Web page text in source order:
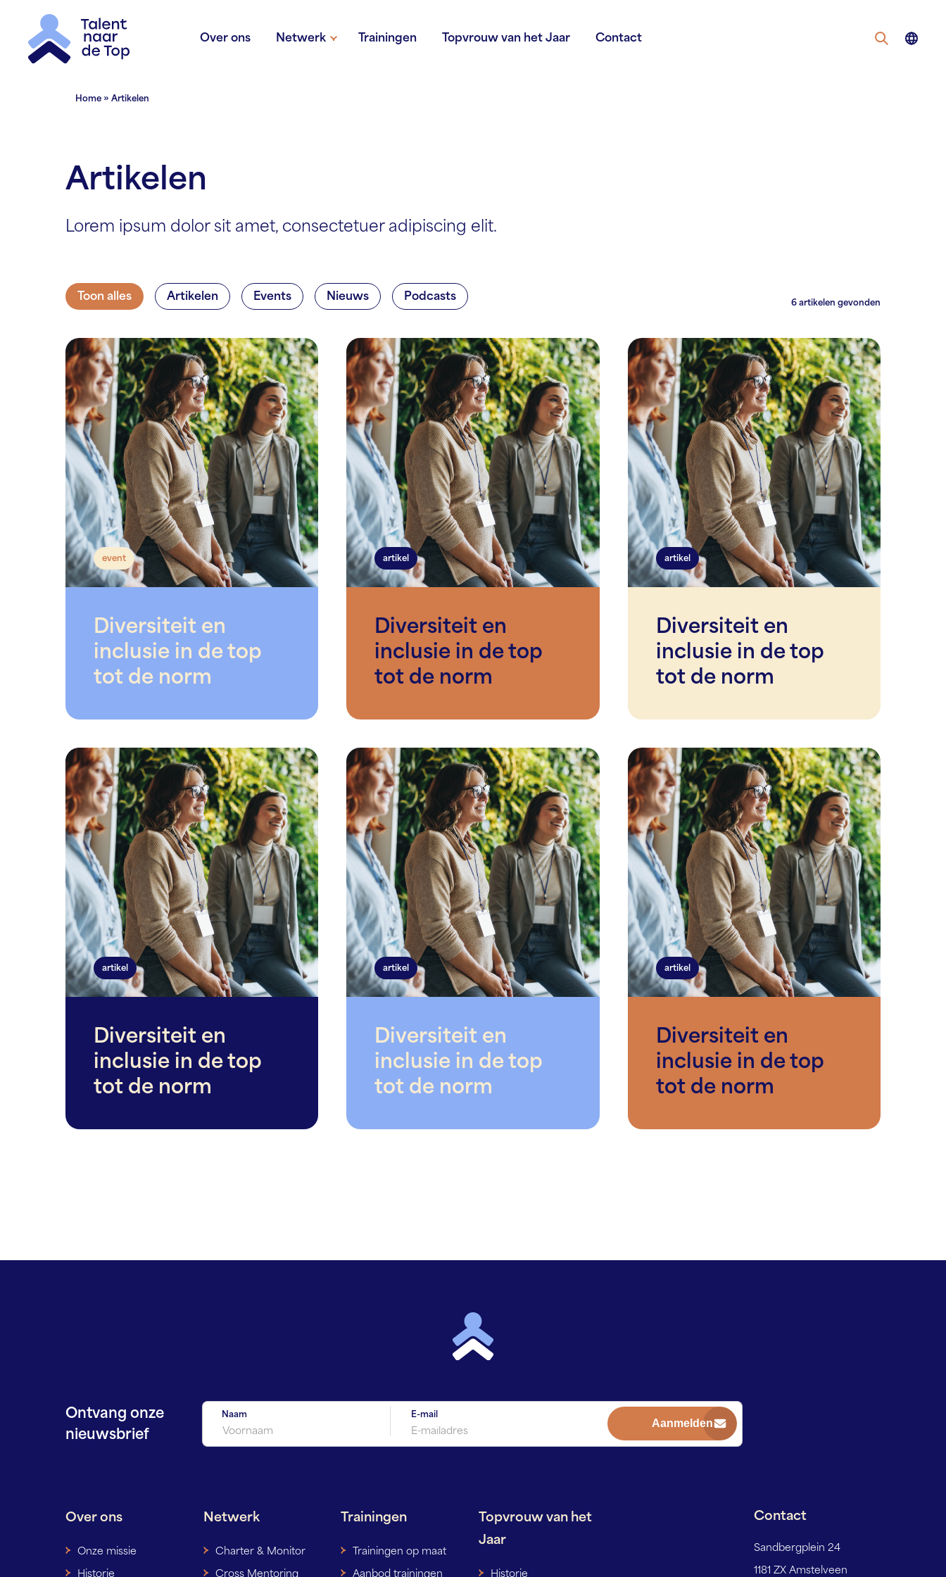
Over ons Netwerk Trainingen Topvrouw van het Jaar Contact
Home » Artikelen
Artikelen
Lorem ipsum dolor sit amet, consectetuer adipiscing elit.
Toon alles Artikelen Events Nieuws Podcasts
6 artikelen gevonden
event
Diversiteit en
inclusie in de top
tot de norm
artikel
Diversiteit en
inclusie in de top
tot de norm
artikel
Diversiteit en
inclusie in de top
tot de norm
artikel
Diversiteit en
inclusie in de top
tot de norm
artikel
Diversiteit en
inclusie in de top
tot de norm
artikel
Diversiteit en
inclusie in de top
tot de norm
Ontvang onze
nieuwsbrief
Naam E-mail
Over ons
Onze missie
Historie
Netwerk
Charter & Monitor
Cross Mentoring
Trainingen
Trainingen op maat
Aanbod trainingen
Topvrouw van het
Jaar
Historie
Contact
Sandbergplein 24
1181 ZX Amstelveen